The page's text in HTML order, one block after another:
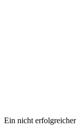
Ein nicht erfolgreicher